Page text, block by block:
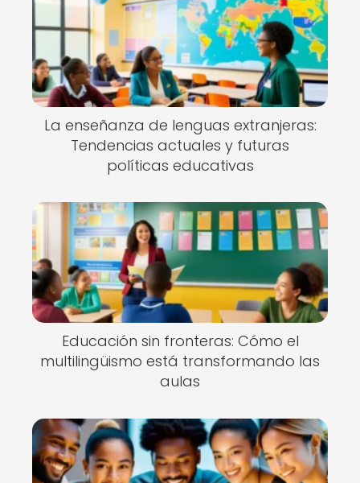
La enseñanza de lenguas extranjeras:
Tendencias actuales y futuras
políticas educativas
Educación sin fronteras: Cómo el
multilingüismo está transformando las
aulas